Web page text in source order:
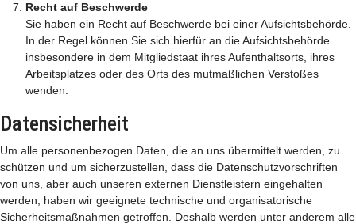
Recht auf Beschwerde
Sie haben ein Recht auf Beschwerde bei einer Aufsichtsbehörde.
In der Regel können Sie sich hierfür an die Aufsichtsbehörde
insbesondere in dem Mitgliedstaat ihres Aufenthaltsorts, ihres
Arbeitsplatzes oder des Orts des mutmaßlichen Verstoßes
wenden.
Datensicherheit
Um alle personenbezogen Daten, die an uns übermittelt werden, zu
schützen und um sicherzustellen, dass die Datenschutzvorschriften
von uns, aber auch unseren externen Dienstleistern eingehalten
werden, haben wir geeignete technische und organisatorische
Sicherheitsmaßnahmen getroffen. Deshalb werden unter anderem alle